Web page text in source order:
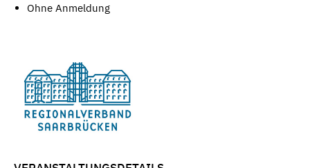
Ohne Anmeldung